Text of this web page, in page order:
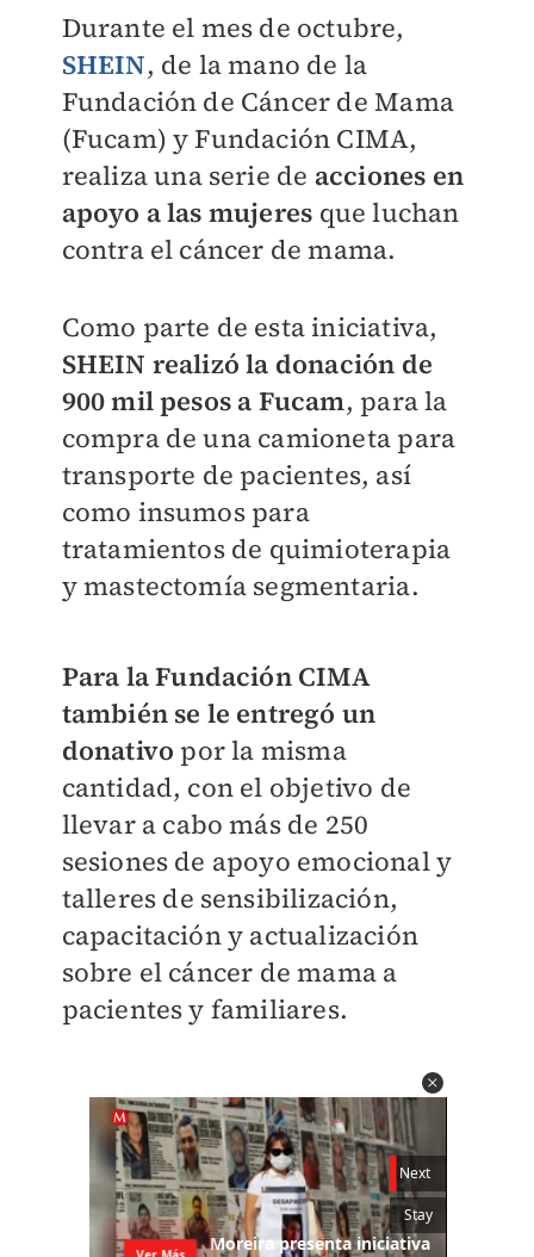
Durante el mes de octubre,
SHEIN, de la mano de la
Fundación de Cáncer de Mama
(Fucam) y Fundación CIMA,
realiza una serie de acciones en
apoyo a las mujeres que luchan
contra el cáncer de mama.
Como parte de esta iniciativa,
SHEIN realizó la donación de
900 mil pesos a Fucam, para la
compra de una camioneta para
transporte de pacientes, así
como insumos para
tratamientos de quimioterapia
y mastectomía segmentaria.
Para la Fundación CIMA
también se le entregó un
donativo por la misma
cantidad, con el objetivo de
llevar a cabo más de 250
sesiones de apoyo emocional y
talleres de sensibilización,
capacitación y actualización
sobre el cáncer de mama a
pacientes y familiares.